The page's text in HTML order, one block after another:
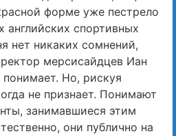
форме уже пестрело
английских спортивных
нет никаких сомнений,
мерсисайдцев Иан
Но, рискуя
не признает. Понимают
занимавшиеся этим
они публично на